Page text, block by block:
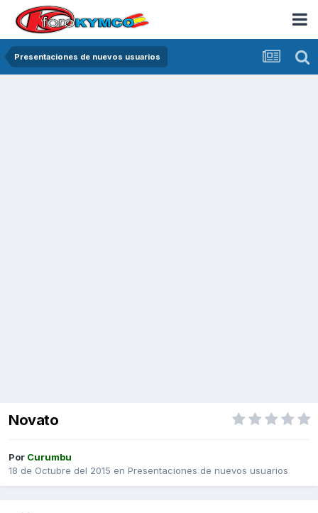
Presentaciones de nuevos usuarios
Novato
Por Curumbu
18 de Octubre del 2015 en Presentaciones de nuevos usuarios